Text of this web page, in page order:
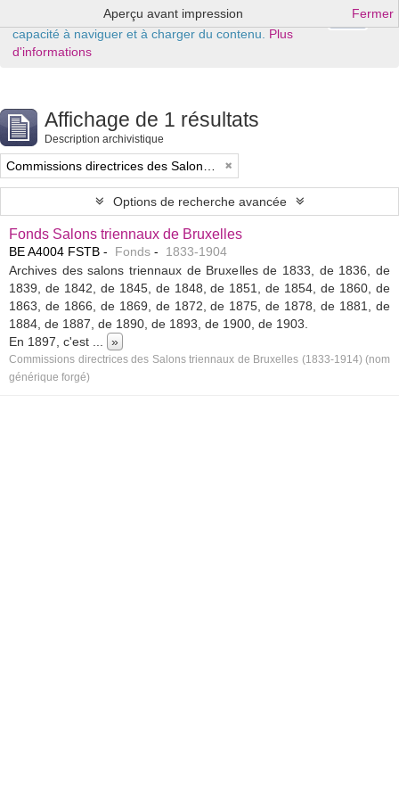
Ok
Ce site Web utilise des cookies pour améliorer votre
capacité à naviguer et à charger du contenu. Plus
d'informations
Aperçu avant impression Fermer
Affichage de 1 résultats
Description archivistique
Options de recherche avancée
Fonds Salons triennaux de Bruxelles
BE A4004 FSTB Fonds
1833-1904
Archives des salons triennaux de Bruxelles de 1833, de 1836, de
1839, de 1842, de 1845, de 1848, de 1851, de 1854, de 1860, de
1863, de 1866, de 1869, de 1872, de 1875, de 1878, de 1881, de
1884, de 1887, de 1890, de 1893, de 1900, de 1903.
En 1897, c'est
»
Commissions directrices des Salons triennaux de Bruxelles (1833-1914) (nom
générique forgé)